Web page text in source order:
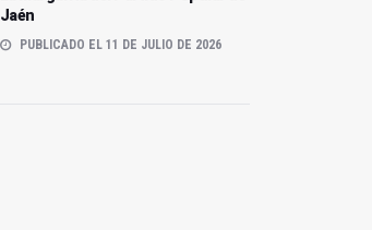
Jaén
PUBLICADO EL 11 DE JULIO DE 2026